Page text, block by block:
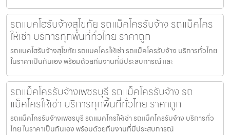
รถแบคโฮรับจ้างสุโขทัย รถแม็คโครรับจ้าง รถแม็คโคร
ให้เช่า บริการทุกพื้นที่ทั่วไทย ราคาถูก
รถแบคโฮรับจ้างสุโขทัย รถแมคโครให้เช่า รถแม็คโครรับจ้าง บริการทั่วไทย
ในราคาเป็นกันเอง พร้อมด้วยทีมงานที่มีประสบการณ์ และ
รถแม็คโครรับจ้างเพชรบุรี รถแม็คโครรับจ้าง รถ
แม็คโครให้เช่า บริการทุกพื้นที่ทั่วไทย ราคาถูก
รถแม็คโครรับจ้างเพชรบุรี รถแมคโครให้เช่า รถแม็คโครรับจ้าง บริการทั่ว
ไทย ในราคาเป็นกันเอง พร้อมด้วยทีมงานที่มีประสบการณ์